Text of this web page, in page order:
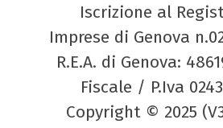
Iscrizione al
Imprese di Genova
R.E.A. di Genova:
Fiscale / P.Iva
Copyright © 2025